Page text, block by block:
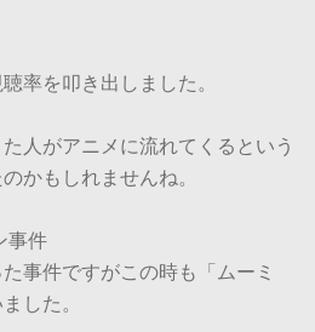
率を叩き出しました。
人がアニメに流れてくるという
かもしれませんね。
事件
事件ですがこの時も「ムーミ
した。